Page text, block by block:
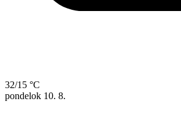
32/15 °C
pondelok 10. 8.